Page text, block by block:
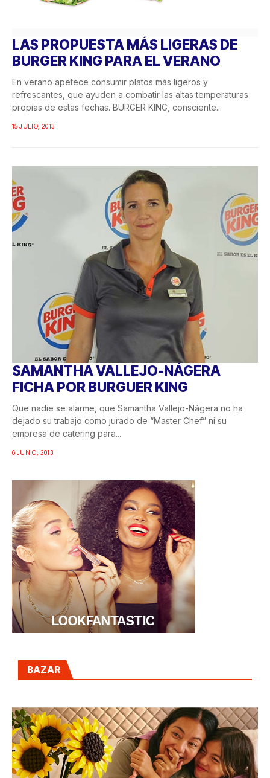
LAS PROPUESTA MÁS LIGERAS DE
BURGER KING PARA EL VERANO
En verano apetece consumir platos más ligeros y
refrescantes, que ayuden a combatir las altas temperaturas
propias de estas fechas. BURGER KING, consciente...
15 JULIO, 2013
SAMANTHA VALLEJO-NÁGERA
FICHA POR BURGUER KING
Que nadie se alarme, que Samantha Vallejo-Nágera no ha
dejado su trabajo como jurado de “Master Chef” ni su
empresa de catering para...
6 JUNIO, 2013
BAZAR